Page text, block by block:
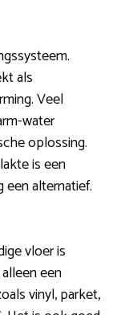
als
Veel
water
oplossing.
is een
alternatief.
vloer is
een
vinyl, parket,